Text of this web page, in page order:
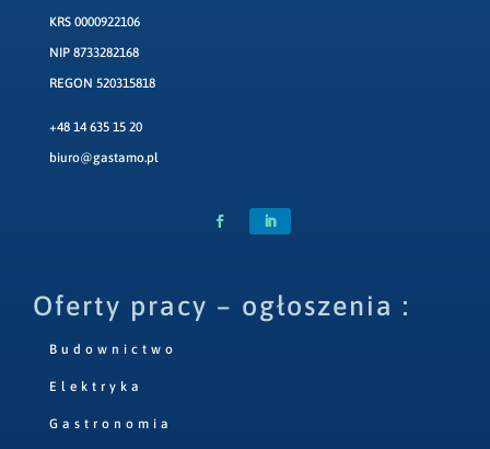
KRS 0000922106
NIP 8733282168
REGON 520315818
+48 14 635 15 20
biuro@gastamo.pl
Oferty pracy – ogłoszenia :
Budownictwo
Elektryka
Gastronomia